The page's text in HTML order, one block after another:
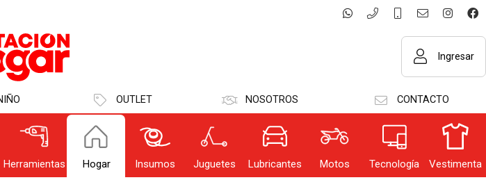
Recordar datos
INGRESAR
Ingresar
OUTLET NOSOTROS CONTACTO
Herramientas Hogar Insumos Juguetes Lubricantes Motos Tecnología Vestimenta